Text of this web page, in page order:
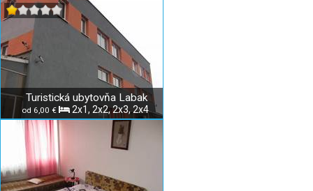
Turistická ubytovňa Labak
od 6,00 € 2x1, 2x2, 2x3, 2x4